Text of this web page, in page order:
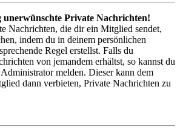
unerwünschte Private Nachrichten!
Nachrichten, die dir ein Mitglied sendet,
indem du in deinem persönlichen
Regel erstellst. Falls du
von jemandem erhältst, so kannst du
melden. Dieser kann dem
dann verbieten, Private Nachrichten zu